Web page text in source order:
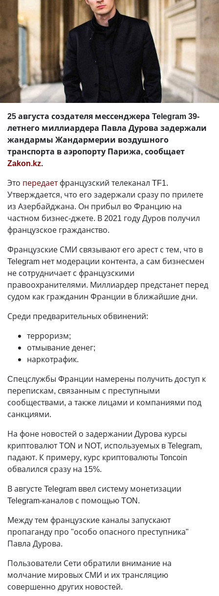
25 августа создателя мессенджера Telegram 39-
летнего миллиардера Павла Дурова задержали
жандармы Жандармерии воздушного
транспорта в аэропорту Парижа, сообщает
Zakon.kz.
Это передаетфранцузский телеканал TF1.
Утверждается, что его задержали сразу по прилете
из Азербайджана. Он прибыл во Францию на
частном бизнес-джете. В 2021 году Дуров получил
французское гражданство.
Французские СМИ связывают его арест с тем, что в
Telegram нет модерации контента, а сам бизнесмен
не сотрудничает с французскими
правоохранителями. Миллиардер предстанет перед
судом как гражданин Франции в ближайшие дни.
Среди предварительных обвинений:
терроризм;
отмывание денег;
наркотрафик.
Cпецслужбы Франции намерены получить доступ к
перепискам, связанным с преступными
сообществами, а также лицами и компаниями под
санкциями.
На фоне новостей о задержании Дурова курсы
криптовалют TON и NOT, используемых в Telegram,
падают. К примеру, курс криптовалюты Toncoin
обвалился сразу на 15%.
В августе Telegram ввел систему монетизации
Telegram-каналов с помощью TON.
Между тем французские каналы запускают
пропаганду про "особо опасного преступника"
Павла Дурова.
Пользователи Сети обратили внимание на
молчание мировых СМИ и их трансляцию
совершенно других новостей.